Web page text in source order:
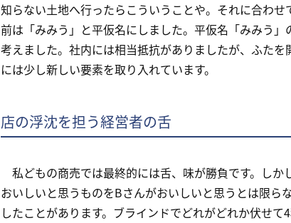
知らない土地へ行ったらこういうことや。それに合わ
前は「みみう」と平仮名にしました。平仮名「みみう
考えました。社内には相当抵抗がありましたが、ふた
には少し新しい要素を取り入れています。
店の浮沈を担う経営者の舌
私どもの商売では最終的には舌、味が勝負です。し
おいしいと思うものをBさんがおいしいと思うとは限
したことがあります。ブラインドでどれがどれか伏せ